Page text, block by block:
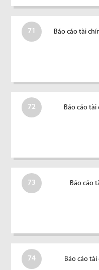
71 Báo cáo tài
72 Báo cáo
73 Báo cáo
74 Báo cáo